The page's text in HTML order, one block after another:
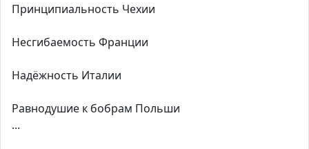
Принципиальность Чехии
Несгибаемость Франции
Надёжность Италии
Равнодушие к бобрам Польши
...